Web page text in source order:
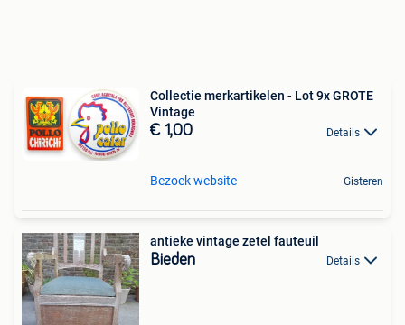
Collectie merkartikelen - Lot 9x GROTE
Vintage
€ 1,00 Details
Bezoek website Gisteren
antieke vintage zetel fauteuil
Bieden Details